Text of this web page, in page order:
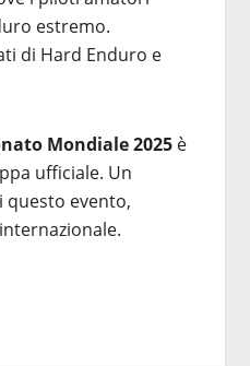
estremo.
di Hard Enduro e
Mondiale 2025 è
ufficiale. Un
questo evento,